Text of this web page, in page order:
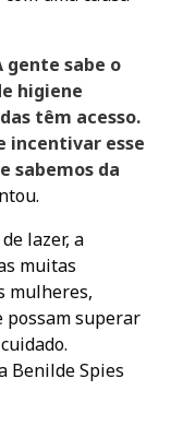
gente sabe o
higiene
têm acesso.
incentivar esse
sabemos da
lazer, a
muitas
mulheres,
possam superar
Benilde Spies